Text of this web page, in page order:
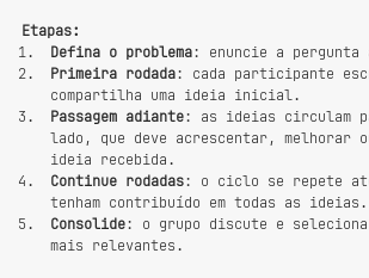
Etapas:
Defina o problema: enuncie a pergunta
Primeira rodada: cada participante
compartilha uma ideia inicial.
Passagem adiante: as ideias circulam
lado, que deve acrescentar, melhorar
ideia recebida.
Continue rodadas: o ciclo se repete
tenham contribuído em todas as ideias.
Consolide: o grupo discute e
mais relevantes.